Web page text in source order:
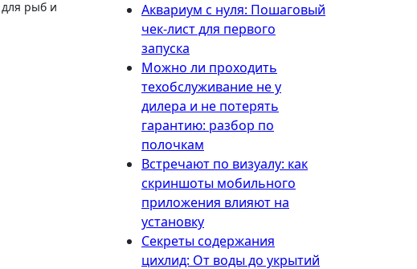
Аквариум с нуля: Пошаговый
чек-лист для первого
запуска
Можно ли проходить
техобслуживание не у
дилера и не потерять
гарантию: разбор по
полочкам
Встречают по визуалу: как
скриншоты мобильного
приложения влияют на
установку
Секреты содержания
цихлид: От воды до укрытий